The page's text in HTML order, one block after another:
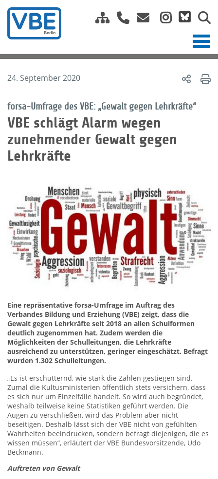
24. September 2020
forsa-Umfrage des VBE: „Gewalt gegen Lehrkräfte“
VBE schlägt Alarm wegen
zunehmender Gewalt gegen
Lehrkräfte
Eine repräsentative forsa-Umfrage im Auftrag des
Verbandes Bildung und Erziehung (VBE) zeigt, dass die
Gewalt gegen Lehrkräfte seit 2018 an allen Schulformen
deutlich zugenommen hat. Zudem werden die
Möglichkeiten der Schulleitungen, die Lehrkräfte
ausreichend zu unterstützen, geringer eingeschätzt. Befragt
wurden 1.302 Schulleitungen.
„Es ist erschütternd, wie stark die Zahlen gestiegen sind.
Zumal die Kultusministerien öffentlich stets versichern, dass
es sich nur um Einzelfälle handelt. So wird auch begründet,
weshalb teilweise keine Statistiken geführt werden. Die
Augen zu verschließen, wird das Problem aber nicht
beseitigen. Deshalb lässt sich der VBE nicht von gefühlten
Wahrheiten beeindrucken, sondern befragt diejenigen, die es
wissen müssen“, erläutert der VBE Bundesvorsitzende, Udo
Beckmann.
Auftreten von Gewalt